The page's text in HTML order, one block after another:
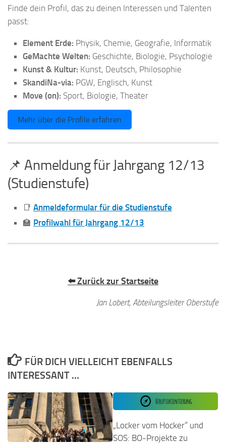
Finde dein Profil, das zu deinen Interessen und Talenten
passt:
Element Erde: Physik, Chemie, Geografie, Informatik
GeMachte Welten: Geschichte, Biologie, Psychologie
Kunst & Kultur: Kunst, Deutsch, Philosophie
SkandiNa-via: PGW, Englisch, Kunst
Move (on): Sport, Biologie, Theater
Mehr über die Profile erfahren
📌 Anmeldung für Jahrgang 12/13
(Studienstufe)
📑 Anmeldeformular für die Studienstufe
🏫 Profilwahl für Jahrgang 12/13
⬅️ Zurück zur Startseite
Jan Lobert, Abteilungsleiter Oberstufe
FÜR DICH VIELLEICHT EBENFALLS
INTERESSANT …
„Locker vom Hocker“ und
SOS: BO-Projekte zu